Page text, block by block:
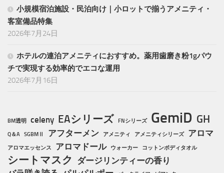
小規模宿泊施設・民泊向け｜小ロットで揃うアメニティ・
客室備品特集
2026年7月24日
ホテルの連泊アメニティにおすすめ。薬用歯磨き粉1gパウ
チで実現する効率的でエコな運用
2026年7月16日
BM透明 celeny EAシリーズ FNシリーズ GemiD GH
Q＆A SGBMⅡ アフターメン アメニティ アメニティシリーズ アロマ
アロマエッセンス アロマドール ウォーカー コットンボディタオル
シートマスク ダージリンティーの香り